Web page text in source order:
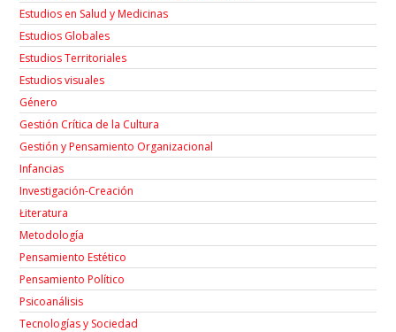
Estudios en Salud y Medicinas
Estudios Globales
Estudios Territoriales
Estudios visuales
Género
Gestión Crítica de la Cultura
Gestión y Pensamiento Organizacional
Infancias
Investigación-Creación
Łiteratura
Metodología
Pensamiento Estético
Pensamiento Político
Psicoanálisis
Tecnologías y Sociedad